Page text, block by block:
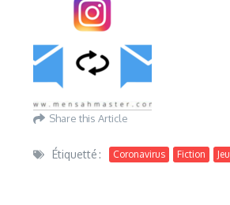
Share this Article
Étiquetté : Coronavirus Fiction Jeu